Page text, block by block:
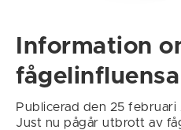
Information
fågelinfluensa
Publicerad den 25 februari
Just nu pågår utbrott av